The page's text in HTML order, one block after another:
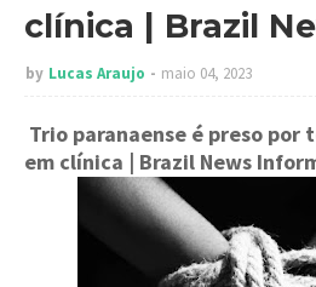
clínica | Brazil
by Lucas Araujo maio 04, 2023
Trio paranaense é preso
em clínica | Brazil News